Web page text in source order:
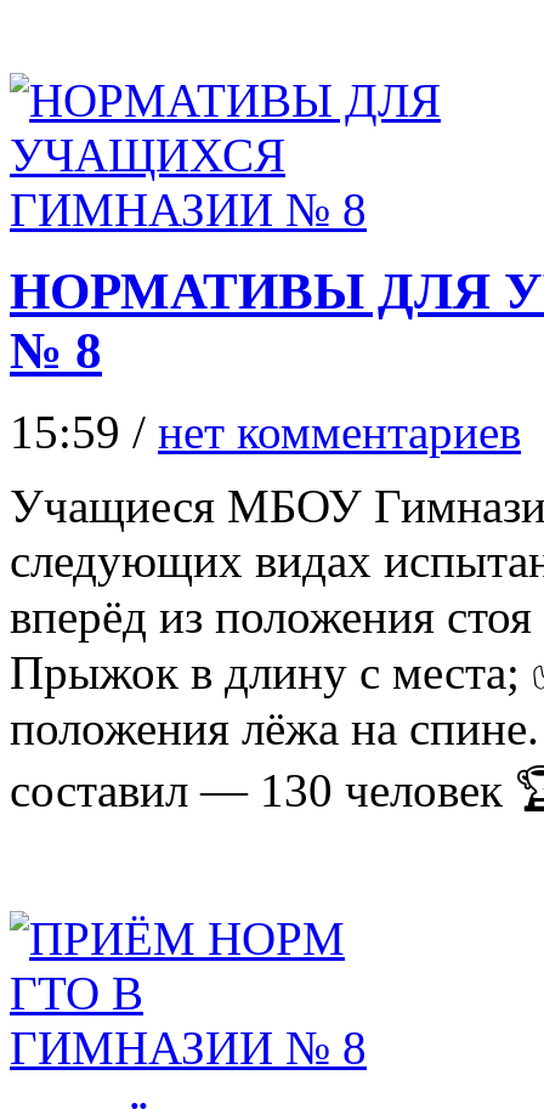
НОРМАТИВЫ ДЛЯ
№ 8
15:59 / нет комментариев
Учащиеся МБОУ
следующих видах
вперёд из положения
Прыжок в длину с места;
положения лёжа на
составил — 130 человек